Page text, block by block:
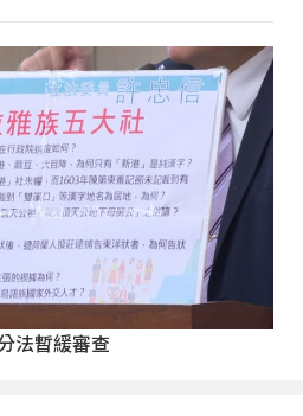
法暫緩審查